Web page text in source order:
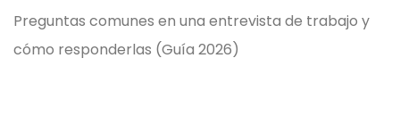
Preguntas comunes en una entrevista de trabajo y
cómo responderlas (Guía 2026)